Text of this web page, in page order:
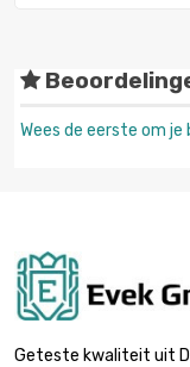
Wees de eerste om
Geteste kwaliteit uit